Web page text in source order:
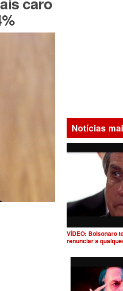
Notícias
VÍDEO: Bolsonaro
renunciar a